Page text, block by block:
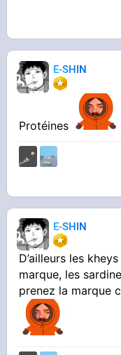
E-SHIN
Protéines
E-SHIN
D’ailleurs les
marque, les
prenez la marque